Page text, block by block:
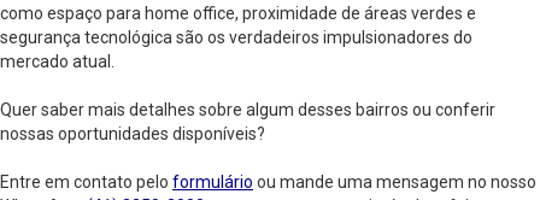
como espaço para home office, proximidade de áreas verdes e
segurança tecnológica são os verdadeiros impulsionadores do
mercado atual.
Quer saber mais detalhes sobre algum desses bairros ou conferir
nossas oportunidades disponíveis?
Entre em contato pelo formulário ou mande uma mensagem no nosso